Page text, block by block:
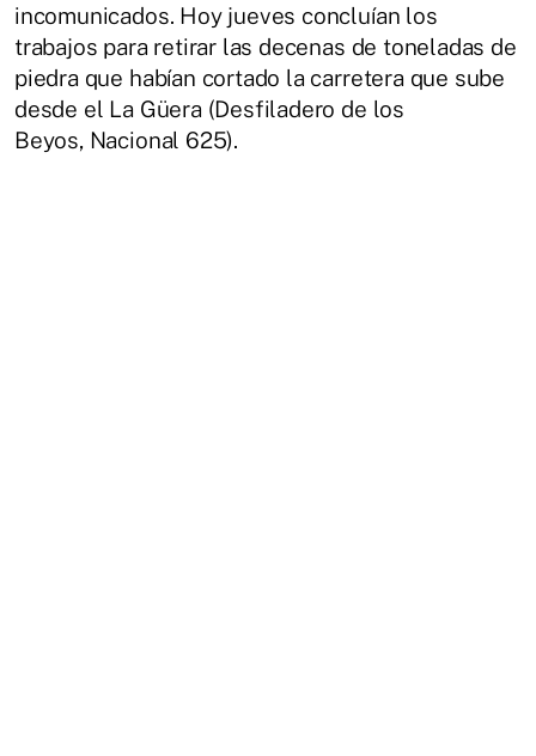
incomunicados. Hoy jueves concluían los
trabajos para retirar las decenas de toneladas de
piedra que habían cortado la carretera que sube
desde el La Güera (Desfiladero de los
Beyos, Nacional 625).